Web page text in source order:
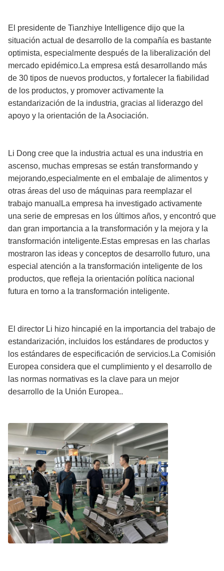
El presidente de Tianzhiye Intelligence dijo que la
situación actual de desarrollo de la compañía es bastante
optimista, especialmente después de la liberalización del
mercado epidémico.La empresa está desarrollando más
de 30 tipos de nuevos productos, y fortalecer la fiabilidad
de los productos, y promover activamente la
estandarización de la industria, gracias al liderazgo del
apoyo y la orientación de la Asociación.
Li Dong cree que la industria actual es una industria en
ascenso, muchas empresas se están transformando y
mejorando,especialmente en el embalaje de alimentos y
otras áreas del uso de máquinas para reemplazar el
trabajo manualLa empresa ha investigado activamente
una serie de empresas en los últimos años, y encontró que
dan gran importancia a la transformación y la mejora y la
transformación inteligente.Estas empresas en las charlas
mostraron las ideas y conceptos de desarrollo futuro, una
especial atención a la transformación inteligente de los
productos, que refleja la orientación política nacional
futura en torno a la transformación inteligente.
El director Li hizo hincapié en la importancia del trabajo de
estandarización, incluidos los estándares de productos y
los estándares de especificación de servicios.La Comisión
Europea considera que el cumplimiento y el desarrollo de
las normas normativas es la clave para un mejor
desarrollo de la Unión Europea..